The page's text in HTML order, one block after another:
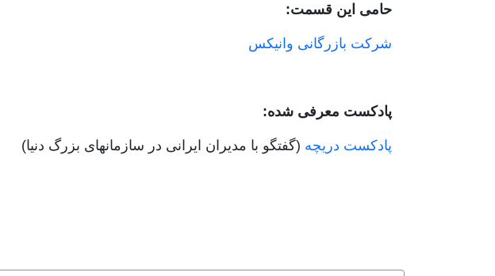
حامی این قسمت:
شرکت بازرگانی وانیکس
پادکست معرفی شده:
پادکست دریچه (گفتگو با مدیران ایرانی در سازمانهای بزرگ دنیا)